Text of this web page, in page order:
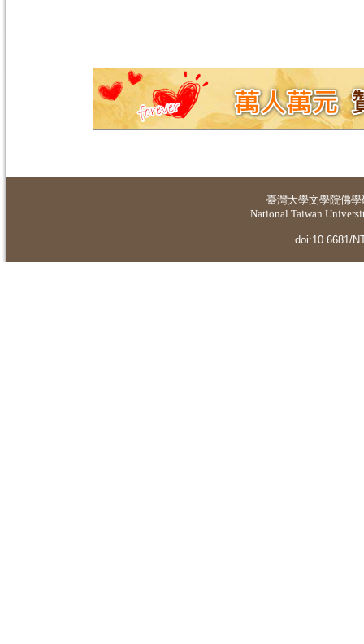
臺灣大學文學院佛
National Taiwan
doi:10.6681/